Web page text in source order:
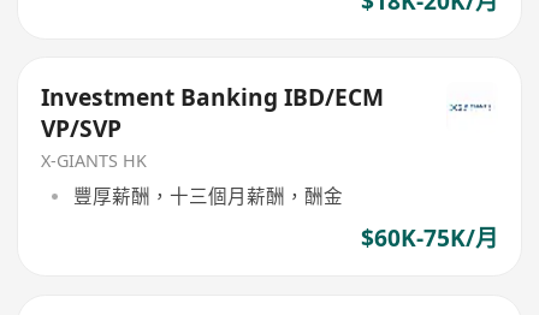
Investment Banking IBD/ECM
VP/SVP
X-GIANTS HK
豐厚薪酬，十三個月薪酬，酬金
$60K-75K/月